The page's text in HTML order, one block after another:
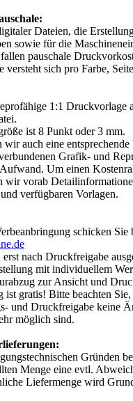
Dateien, die
sowie für die
pauschale
versteht sich pro Farbe,
1:1 Druckvorlage
ist 8 Punkt oder 3 mm.
auch eine
Grafik- und
Um einen
wir vorab
verfügbaren Vorlagen.
schicken Sie
nach Druckfreigabe
mit individuellem
zur Ansicht und
ist gratis! Bitte beachten Sie,
und Druckfreigabe keine
möglich sind.
Gründen
Menge eine evtl.
Liefermenge wird